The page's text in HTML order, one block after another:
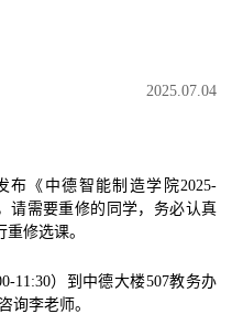
2025.07.04
布《中德智能制造学院2025-
请需要重修的同学，务必认真
修选课。
11:30）到中德大楼507教务办
询李老师。